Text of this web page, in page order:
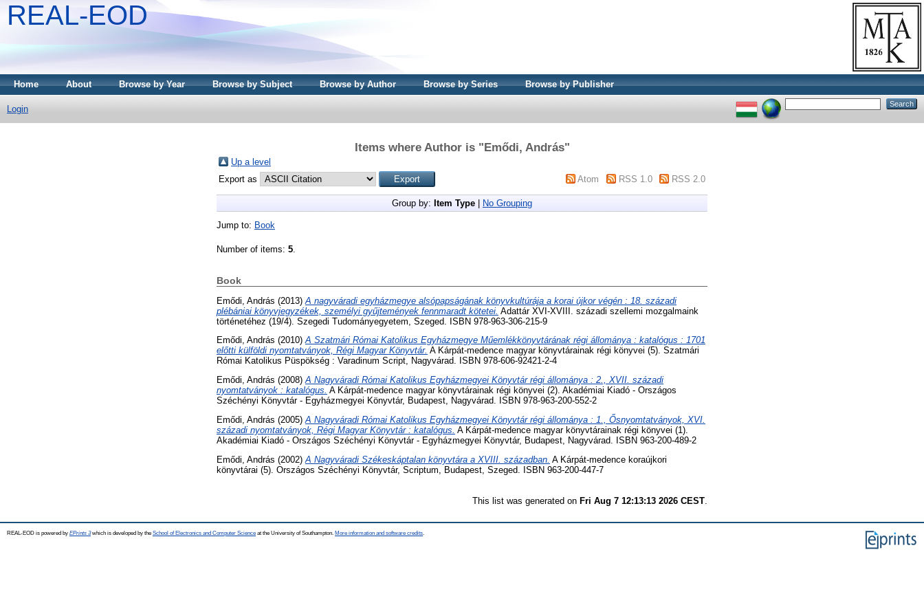
REAL-EOD
Home About Browse by Year Browse by Subject Browse by Author Browse by Series Browse by Publisher
Login
Items where Author is "Emődi, András"
Up a level
Export as
Atom RSS 1.0 RSS 2.0
Group by: Item Type No Grouping
Jump to: Book
Number of items: 5
Book
Emődi, András (2013) A nagyváradi egyházmegye alsópapságának könyvkultúrája a korai újkor végén : 18. századi
plébániai könyvjegyzékek, személyi gyűjtemények fennmaradt kötetei. Adattár XVI-XVIII. századi szellemi mozgalmaink
történetéhez (19/4). Szegedi Tudományegyetem, Szeged. ISBN 978-963-306-215-9
Emődi, András (2010)A Szatmári Római Katolikus Egyházmegye Műemlékkönyvtárának régi állománya : katalógus : 1701
előtti külföldi nyomtatványok, Régi Magyar Könyvtár. A Kárpát-medence magyar könyvtárainak régi könyvei (5). Szatmári
Római Katolikus Püspökség : Varadinum Script, Nagyvárad. ISBN 978-606-92421-2-4
Emődi, András (2008)A Nagyváradi Római Katolikus Egyházmegyei Könyvtár régi állománya : 2., XVII. századi
nyomtatványok : katalógus. A Kárpát-medence magyar könyvtárainak régi könyvei (2). Akadémiai Kiadó - Országos
Széchényi Könyvtár - Egyházmegyei Könyvtár, Budapest, Nagyvárad. ISBN 978-963-200-552-2
Emődi, András (2005) A Nagyváradi Római Katolikus Egyházmegyei Könyvtár régi állománya : 1., Ősnyomtatványok, XVI.
századi nyomtatványok, Régi Magyar Könyvtár : katalógus. A Kárpát-medence magyar könyvtárainak régi könyvei (1).
Akadémiai Kiadó - Országos Széchényi Könyvtár - Egyházmegyei Könyvtár, Budapest, Nagyvárad. ISBN 963-200-489-2
Emődi, András (2002) A Nagyváradi Székeskáptalan könyvtára a XVIII. században. A Kárpát-medence koraújkori
könyvtárai (5). Országos Széchényi Könyvtár, Scriptum, Budapest, Szeged. ISBN 963-200-447-7
This list was generated on Fri Aug 7 12:13:13 2026 CEST
REAL-EOD is powered by EPrints 3which is developed by the School of Electronics and Computer Science at the University of Southampton. More information and software credits